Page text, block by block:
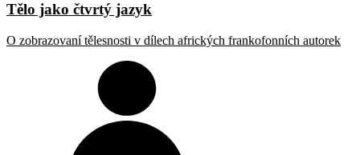
Tělo jako čtvrtý jazyk
O zobrazovaní tělesnosti v dílech afrických frankofonních autorek